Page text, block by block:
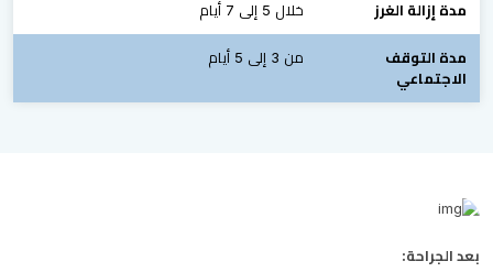
مدة إزالة الغرز خلال 5 إلى 7 أيام
مدة التوقف
الاجتماعي
من 3 إلى 5 أيام
بعد الجراحة: